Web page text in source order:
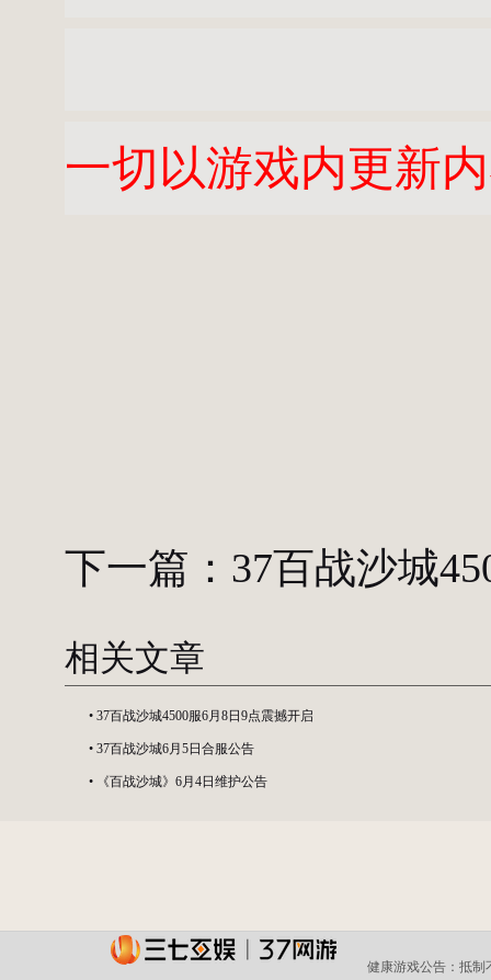
一切以游戏内更新
下一篇： 37百战沙城
相关文章
• 37百战沙城4500服6月8日9点震撼开启
• 37百战沙城6月5日合服公告
• 《百战沙城》6月4日维护公告
健康游戏公告： 抵制